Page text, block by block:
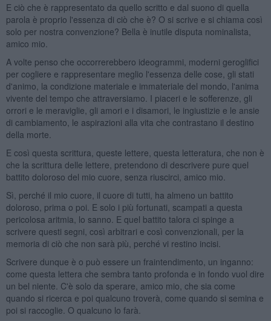
E ciò che è rappresentato da quello scritto e dal suono di quella
parola è proprio l'essenza di ciò che è? O si scrive e si chiama così
solo per nostra convenzione? Bella è inutile disputa nominalista,
amico mio.
A volte penso che occorrerebbero ideogrammi, moderni geroglifici
per cogliere e rappresentare meglio l'essenza delle cose, gli stati
d'animo, la condizione materiale e immateriale del mondo, l'anima
vivente del tempo che attraversiamo. I piaceri e le sofferenze, gli
orrori e le meraviglie, gli amori e i disamori, le ingiustizie e le ansie
di cambiamento, le aspirazioni alla vita che contrastano il destino
della morte.
E così questa scrittura, queste lettere, questa letteratura, che non è
che la scrittura delle lettere, pretendono di descrivere pure quel
battito doloroso del mio cuore, senza riuscirci, amico mio.
Sì, perché il mio cuore, il cuore di tutti, ha almeno un battito
doloroso, prima o poi. E solo i più fortunati, scampati a questa
pericolosa aritmia, lo sanno. E quel battito talora ci spinge a
scrivere questi segni, così arbitrari e così convenzionali, per la
memoria di ciò che non sarà più, perché vi restino incisi.
Scrivere dunque è o può essere un fraintendimento, un inganno:
come questa lettera che sembra tanto profonda e in fondo vuol dire
un bel niente. C'è solo da sperare, amico mio, che sia come
quando si ricerca e poi qualcuno troverà, come quando si semina e
poi si raccoglie. O qualcuno lo farà.